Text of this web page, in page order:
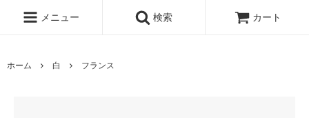
メニュー 検索 カート
ホーム 白 フランス